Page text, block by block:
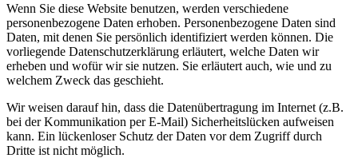
Wenn Sie diese Website benutzen, werden verschiedene
personenbezogene Daten erhoben. Personenbezogene Daten sind
Daten, mit denen Sie persönlich identifiziert werden können. Die
vorliegende Datenschutzerklärung erläutert, welche Daten wir
erheben und wofür wir sie nutzen. Sie erläutert auch, wie und zu
welchem Zweck das geschieht.
Wir weisen darauf hin, dass die Datenübertragung im Internet (z.B.
bei der Kommunikation per E-Mail) Sicherheitslücken aufweisen
kann. Ein lückenloser Schutz der Daten vor dem Zugriff durch
Dritte ist nicht möglich.